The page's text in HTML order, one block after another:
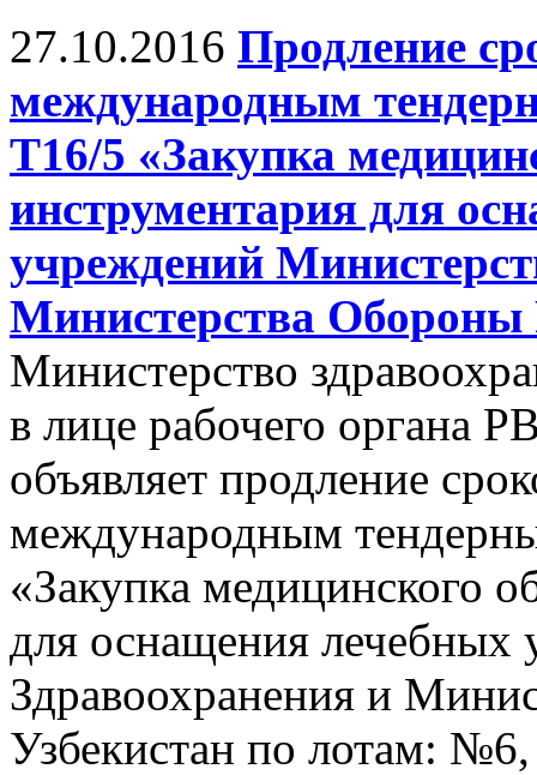
27.10.2016 Продление
международным
Т16/5 «Закупка
инструментария для
учреждений
Министерства Обороны
Министерство
в лице рабочего органа
объявляет продление
международным
«Закупка медицинского
для оснащения лечебных
Здравоохранения и
Узбекистан по лотам: